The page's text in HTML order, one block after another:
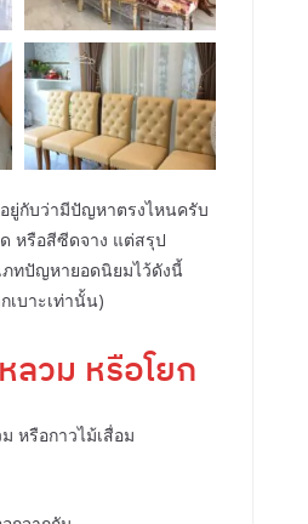
ยู่กับว่ามีปัญหาตรงไหนครับ
หรือสีซีดจาง แต่สรุป
ทปัญหายอดนิยมไว้ดังนี้
เบาะเท่านั้น)
ลวม หรือโยก
หรือกาวไม้เสื่อม